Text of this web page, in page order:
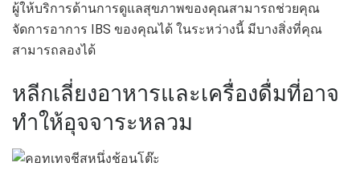
ผู้ให้บริการด้านการดูแลสุขภาพของคุณสามารถช่วยคุณ
จัดการอาการ IBS ของคุณได้ ในระหว่างนี้ มีบางสิ่งที่คุณ
สามารถลองได้
หลีกเลี่ยงอาหารและเครื่องดื่มที่อาจ
ทำให้อุจจาระหลวม